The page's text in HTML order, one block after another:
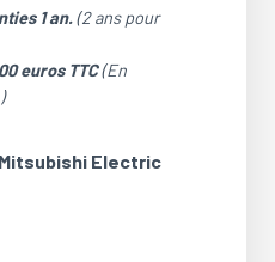
1 an.(2 ans pour
euros TTC(En
Electric